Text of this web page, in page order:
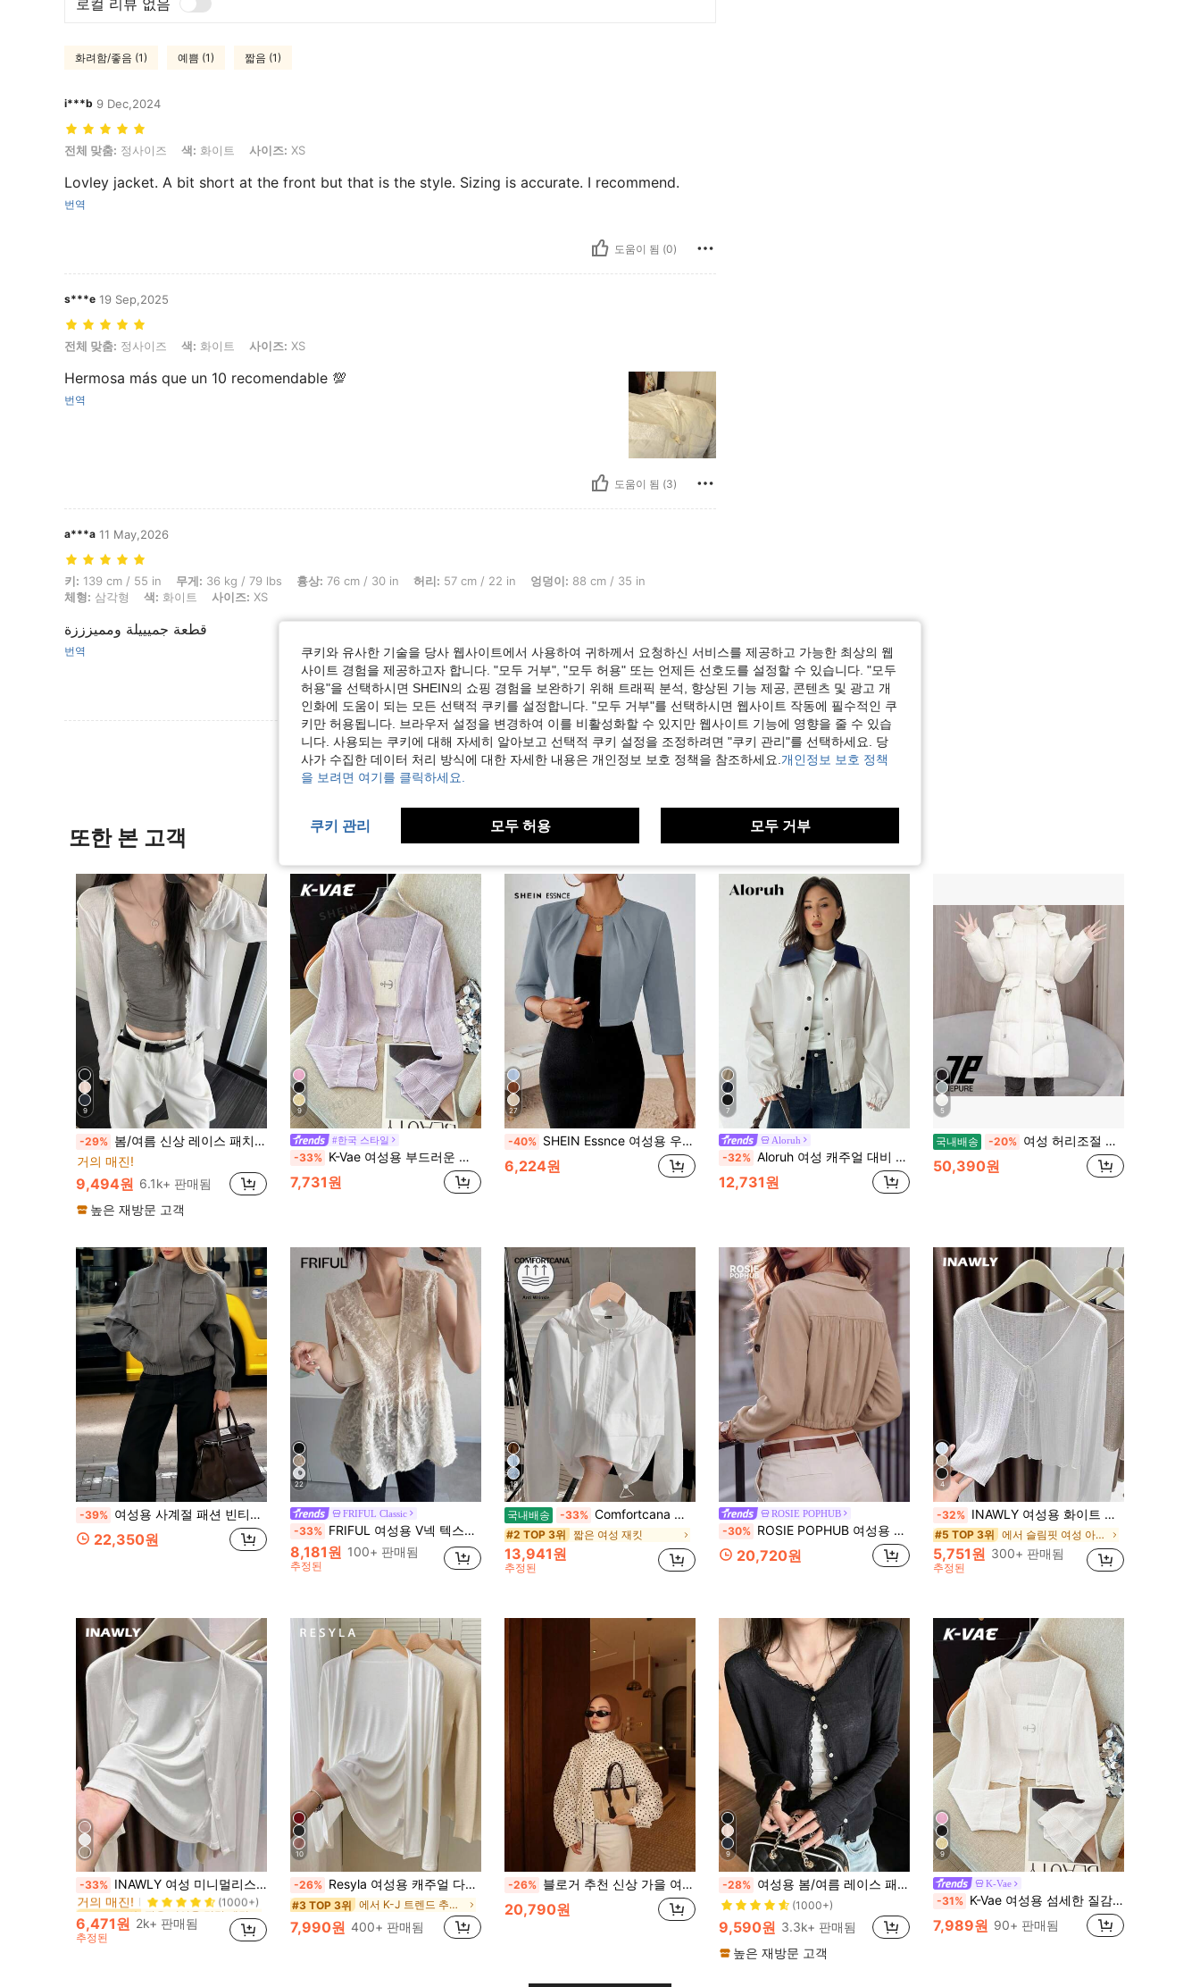
화려함/좋음 (1) 예쁨 (1) 짧음 (1)
i***b 9 Dec,2024
전체 맞춤: 정사이즈, 색: 화이트, 사이즈: XS
전체 맞춤: 정사이즈 색: 화이트 사이즈: XS
Lovley jacket. A bit short at the front but that is the style. Sizing is accurate. I recommend.
번역
도움이 됨 (0)
s***e 19 Sep,2025
전체 맞춤: 정사이즈, 색: 화이트, 사이즈: XS
전체 맞춤: 정사이즈 색: 화이트 사이즈: XS
Hermosa más que un 10 recomendable 💯
번역
도움이 됨 (3)
a***a 11 May,2026
키: 139 cm / 55 in, 무게: 36 kg / 79 lbs, 흉상: 76 cm / 30 in, 허리: 57 cm / 22 in, 엉덩이: 88 cm / 35 in, 체형: 삼각형, 색: 화이트, 사이즈: XS
키: 139 cm / 55 in 무게: 36 kg / 79 lbs 흉상: 76 cm / 30 in 허리: 57 cm / 22 in 엉덩이: 88 cm / 35 in
체형: 삼각형 색: 화이트 사이즈: XS
قطعة جميييلة ومميزززة
번역
도움이 됨 (0)
또한 본 고객
9
-29% 봄/여름 신상 레이스 패치워크 플로럴 트림 소프트 니트 가디건 경량 재킷 탑 여성용 화이트, 에스테틱
거의 매진!
9,494원 6.1k+ 판매됨
높은 재방문 고객
9
#한국 스타일
-33% K-Vae 여성용 부드러운 질감 자외선 차단 가디건, 여름용 경량 시어 진주 단추 숏 아우터웨어 숄
7,731원
27
-40% SHEIN Essnce 여성용 우아한 출퇴근 솔리드 컬러 크롭 재킷
6,224원
7
Aloruh
-32% Aloruh 여성 캐주얼 대비 컬러 칼라 레귤러 코트, 가을 라이트 베이지 칼라와 커피색 루즈핏 코트 – 심플하고 스타일리시한 오피스 통근룩.
12,731원
5
국내배송 -20% 여성 허리조절 후드 롱 패딩 자켓/슬림 보온 겨울 롱 면패딩 아우터 여성 허리조절 후드 롱 패딩 자켓/슬림 보온 겨울 롱 면패딩 아우터
50,390원
-39% 여성용 사계절 패션 빈티지 스트리트 스타일 그레이 숏 스탠드 칼라 긴팔 카고 포켓 플라이트 재킷, 일상 착용에 적합
22,350원
22
FRIFUL Classic
-33% FRIFUL 여성용 V넥 텍스처드 패브릭 루즈핏 민소매 베스트 레귤러 아우터웨어
8,181원 100+ 판매됨
추정된
19
국내배송 -33% Comfortcana 가을/겨울용 포켓이 있는 봄/여름 캐주얼 기본 흰색 짧은 라이트 재킷
#2 TOP 3위 짧은 여성 재킷
13,941원
추정된
ROSIE POPHUB
-30% ROSIE POPHUB 여성용 카키 숏 칼라 재킷, 빈티지 버튼 프론트 캐주얼 탑, 슬림핏, 일상 출퇴근에 적합, 가을/겨울
20,720원
4
-32% INAWLY 여성용 화이트 경량 커버업 얇은 숄 칼라 커버업 긴소매 탑
#5 TOP 3위 에서 슬림핏 여성 아우터웨어
5,751원 300+ 판매됨
추정된
-33% INAWLY 여성 미니멀리스트 솔리드 컬러 다용도 앞면 버튼 얇은 재킷, 가을
#2 TOP 3위 짧은 여성용 경량 재킷
거의 매진!
(1000+)
#2 TOP 3위
짧은 여성용 경량 재킷
거의 매진! (1000+)
#2 TOP 3위 짧은 여성용 경량 재킷
거의 매진!
(1000+)
#2 TOP 3위
짧은 여성용 경량 재킷
거의 매진!
6,471원 2k+ 판매됨
추정된
10
-26% Resyla 여성용 캐주얼 다용도 솔리드 컬러 가벼운 재킷
#3 TOP 3위 에서 K-J 트렌드 추천 상품 여성 아우터웨어
7,990원 400+ 판매됨
-26% 블로거 추천 신상 가을 여성 도트 프린트 드로스트링 드롭 숄더 와이드 레그 재킷 봄 화이트
20,790원
9
-28% 여성용 봄/여름 레이스 패치워크 플로럴 트림 소프트 니트 가디건 경량 재킷 블랙, 편안한 스타일, 그랜드마코어
(1000+)
9,590원 3.3k+ 판매됨
높은 재방문 고객
9
K-Vae
-31% K-Vae 여성용 섬세한 질감의 가벼운 시스루 가디건, 여름용 짧은 진주 버튼 숄더
7,989원 90+ 판매됨
쿠키와 유사한 기술을 당사 웹사이트에서 사용하여 귀하께서 요청하신 서비스를 제공하고 가능한 최상의 웹
사이트 경험을 제공하고자 합니다. "모두 거부", "모두 허용" 또는 언제든 선호도를 설정할 수 있습니다. "모두
허용"을 선택하시면 SHEIN의 쇼핑 경험을 보완하기 위해 트래픽 분석, 향상된 기능 제공, 콘텐츠 및 광고 개
인화에 도움이 되는 모든 선택적 쿠키를 설정합니다. "모두 거부"를 선택하시면 웹사이트 작동에 필수적인 쿠
키만 허용됩니다. 브라우저 설정을 변경하여 이를 비활성화할 수 있지만 웹사이트 기능에 영향을 줄 수 있습
니다. 사용되는 쿠키에 대해 자세히 알아보고 선택적 쿠키 설정을 조정하려면 "쿠키 관리"를 선택하세요. 당
사가 수집한 데이터 처리 방식에 대한 자세한 내용은 개인정보 보호 정책을 참조하세요. 개인정보 보호 정책
을 보려면 여기를 클릭하세요.
쿠키 관리 모두 허용 모두 거부